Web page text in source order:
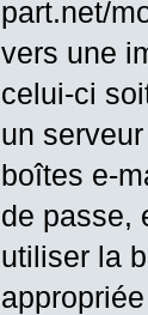
part.net/
vers une
celui-ci
un
boîtes e-
de passe,
utiliser la